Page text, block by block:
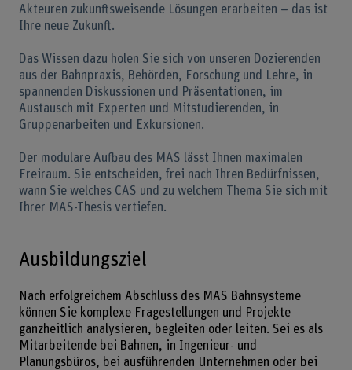
Akteuren zukunftsweisende Lösungen erarbeiten – das ist
Ihre neue Zukunft.
Das Wissen dazu holen Sie sich von unseren Dozierenden
aus der Bahnpraxis, Behörden, Forschung und Lehre, in
spannenden Diskussionen und Präsentationen, im
Austausch mit Experten und Mitstudierenden, in
Gruppenarbeiten und Exkursionen.
Der modulare Aufbau des MAS lässt Ihnen maximalen
Freiraum. Sie entscheiden, frei nach Ihren Bedürfnissen,
wann Sie welches CAS und zu welchem Thema Sie sich mit
Ihrer MAS-Thesis vertiefen.
Ausbildungsziel
Nach erfolgreichem Abschluss des MAS Bahnsysteme
können Sie komplexe Fragestellungen und Projekte
ganzheitlich analysieren, begleiten oder leiten. Sei es als
Mitarbeitende bei Bahnen, in Ingenieur- und
Planungsbüros, bei ausführenden Unternehmen oder bei